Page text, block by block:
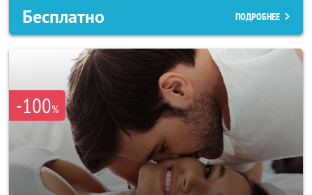
Бесплатно ПОДРОБНЕЕ
-100%